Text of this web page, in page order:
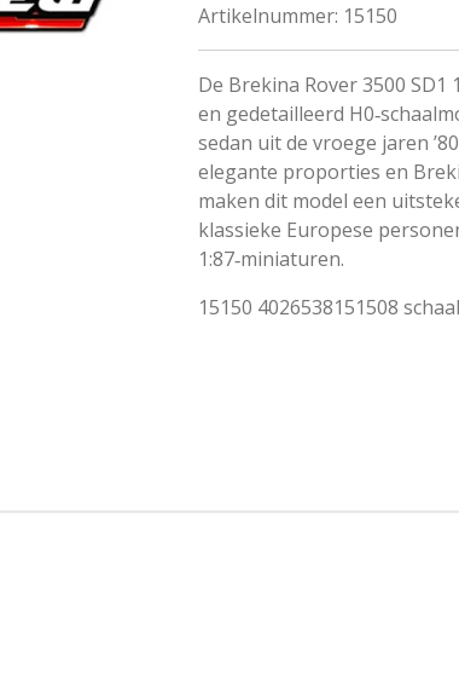
Artikelnummer: 15150
De Brekina Rover 3500 SD1
en gedetailleerd
sedan uit de vroege jaren
elegante proporties en
maken dit model een
klassieke Europese
1:87‑miniaturen.
15150 4026538151508